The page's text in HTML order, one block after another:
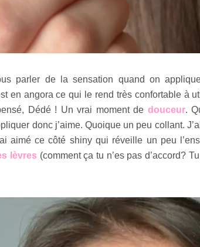
parler de la sensation quand on
en angora ce qui le rend très confortable à
Dédé ! Un vrai moment de douceur.
donc j’aime. Quoique un peu collant.
aimé ce côté shiny qui réveille un peu
lèvres (comment ça tu n’es pas d’accord?